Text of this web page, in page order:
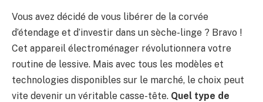
Vous avez décidé de vous libérer de la corvée
d’étendage et d’investir dans un sèche-linge ? Bravo !
Cet appareil électroménager révolutionnera votre
routine de lessive. Mais avec tous les modèles et
technologies disponibles sur le marché, le choix peut
vite devenir un véritable casse-tête. Quel type de